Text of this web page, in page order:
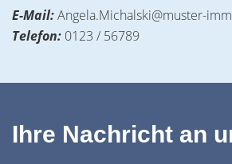
E-Mail:Angela.Michalski@muster-
Telefon: 0123 / 56789
Ihre Nachricht an